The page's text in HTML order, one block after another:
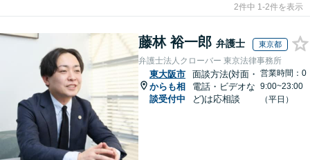
2件中 1-2件を表示
藤林 裕一郎 弁護士 東京都
弁護士法人クローバー 東京法律事務所
東大阪市
からも相
談受付中
面談方法(対面・
電話・ビデオな
ど)は応相談
営業時間：0
9:00~23:00
（平日）